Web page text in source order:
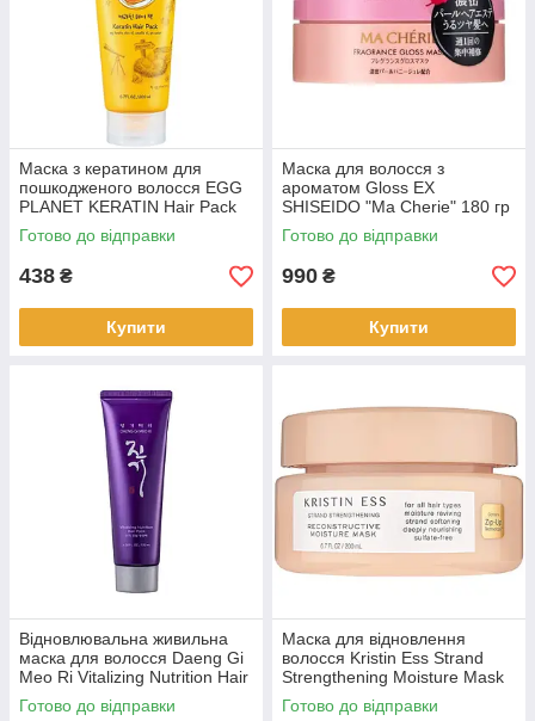
Маска з кератином для
пошкодженого волосся EGG
PLANET KERATIN Hair Pack
200ml(08911)
Готово до відправки
438 ₴
Купити
Маска для волосся з
ароматом Gloss EX
SHISEIDO "Ma Cherie" 180 гр
(448333)
Готово до відправки
990 ₴
Купити
Відновлювальна живильна
маска для волосся Daeng Gi
Meo Ri Vitalizing Nutrition Hair
Pack(08057)
Готово до відправки
Маска для відновлення
волосся Kristin Ess Strand
Strengthening Moisture Mask
200 мл (159624)
Готово до відправки